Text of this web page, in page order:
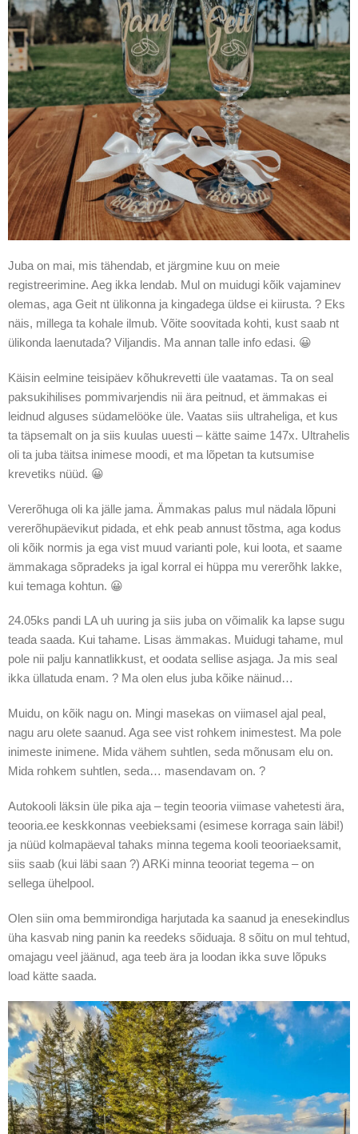
Juba on mai, mis tähendab, et järgmine kuu on meie
registreerimine. Aeg ikka lendab. Mul on muidugi kõik vajaminev
olemas, aga Geit nt ülikonna ja kingadega üldse ei kiirusta. ? Eks
näis, millega ta kohale ilmub. Võite soovitada kohti, kust saab nt
ülikonda laenutada? Viljandis. Ma annan talle info edasi. 😀
Käisin eelmine teisipäev kõhukrevetti üle vaatamas. Ta on seal
paksukihilises pommivarjendis nii ära peitnud, et ämmakas ei
leidnud alguses südamelööke üle. Vaatas siis ultraheliga, et kus
ta täpsemalt on ja siis kuulas uuesti – kätte saime 147x. Ultrahelis
oli ta juba täitsa inimese moodi, et ma lõpetan ta kutsumise
krevetiks nüüd. 😀
Vererõhuga oli ka jälle jama. Ämmakas palus mul nädala lõpuni
vererõhupäevikut pidada, et ehk peab annust tõstma, aga kodus
oli kõik normis ja ega vist muud varianti pole, kui loota, et saame
ämmakaga sõpradeks ja igal korral ei hüppa mu vererõhk lakke,
kui temaga kohtun. 😀
24.05ks pandi LA uh uuring ja siis juba on võimalik ka lapse sugu
teada saada. Kui tahame. Lisas ämmakas. Muidugi tahame, mul
pole nii palju kannatlikkust, et oodata sellise asjaga. Ja mis seal
ikka üllatuda enam. ? Ma olen elus juba kõike näinud…
Muidu, on kõik nagu on. Mingi masekas on viimasel ajal peal,
nagu aru olete saanud. Aga see vist rohkem inimestest. Ma pole
inimeste inimene. Mida vähem suhtlen, seda mõnusam elu on.
Mida rohkem suhtlen, seda… masendavam on. ?
Autokooli läksin üle pika aja – tegin teooria viimase vahetesti ära,
teooria.ee keskkonnas veebieksami (esimese korraga sain läbi!)
ja nüüd kolmapäeval tahaks minna tegema kooli teooriaeksamit,
siis saab (kui läbi saan ?) ARKi minna teooriat tegema – on
sellega ühelpool.
Olen siin oma bemmirondiga harjutada ka saanud ja enesekindlus
üha kasvab ning panin ka reedeks sõiduaja. 8 sõitu on mul tehtud,
omajagu veel jäänud, aga teeb ära ja loodan ikka suve lõpuks
load kätte saada.